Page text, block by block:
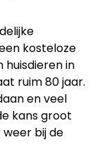
kosteloze
in
ruim 80 jaar.
en veel
kans groot
bij de